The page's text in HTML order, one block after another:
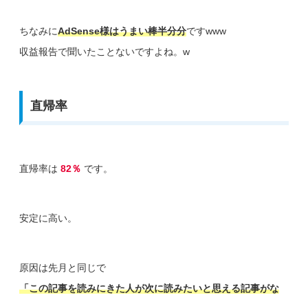
ちなみにAdSense様はうまい棒半分分ですwww
収益報告で聞いたことないですよね。w
直帰率
直帰率は82％ です。
安定に高い。
原因は先月と同じで
「この記事を読みにきた人が次に読みたいと思える記事がな